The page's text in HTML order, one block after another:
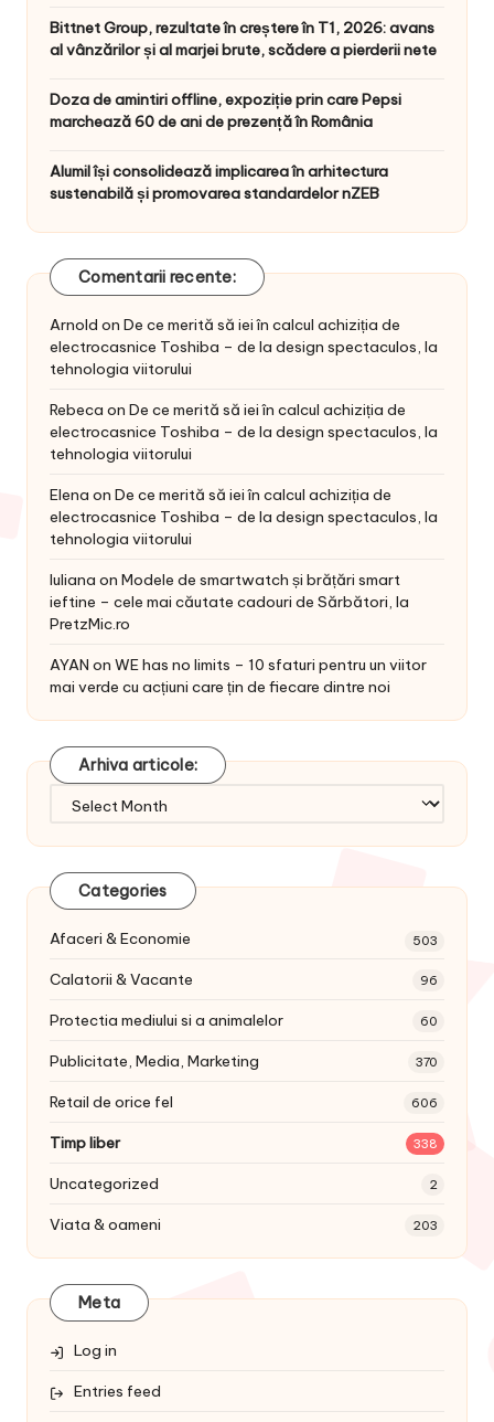
Bittnet Group, rezultate în creștere în T1, 2026: avans
al vânzărilor și al marjei brute, scădere a pierderii nete
Doza de amintiri offline, expoziție prin care Pepsi
marchează 60 de ani de prezență în România
Alumil își consolidează implicarea în arhitectura
sustenabilă și promovarea standardelor nZEB
Comentarii recente:
Arnold on De ce merită să iei în calcul achiziția de
electrocasnice Toshiba – de la design spectaculos, la
tehnologia viitorului
Rebeca on De ce merită să iei în calcul achiziția de
electrocasnice Toshiba – de la design spectaculos, la
tehnologia viitorului
Elena on De ce merită să iei în calcul achiziția de
electrocasnice Toshiba – de la design spectaculos, la
tehnologia viitorului
Iuliana on Modele de smartwatch și brățări smart
ieftine – cele mai căutate cadouri de Sărbători, la
PretzMic.ro
AYAN on WE has no limits – 10 sfaturi pentru un viitor
mai verde cu acțiuni care țin de fiecare dintre noi
Arhiva articole:
Categories
Afaceri & Economie 503
Calatorii & Vacante 96
Protectia mediului si a animalelor 60
Publicitate, Media, Marketing 370
Retail de orice fel 606
Timp liber 338
Uncategorized 2
Viata & oameni 203
Meta
Log in
Entries feed